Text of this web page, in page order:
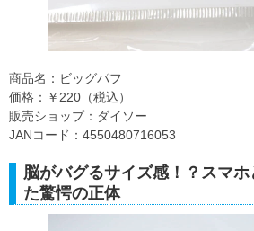
商品名：ビッグパフ
価格：￥220（税込）
販売ショップ：ダイソー
JANコード：4550480716053
脳がバグるサイズ感！？スマ
た驚愕の正体